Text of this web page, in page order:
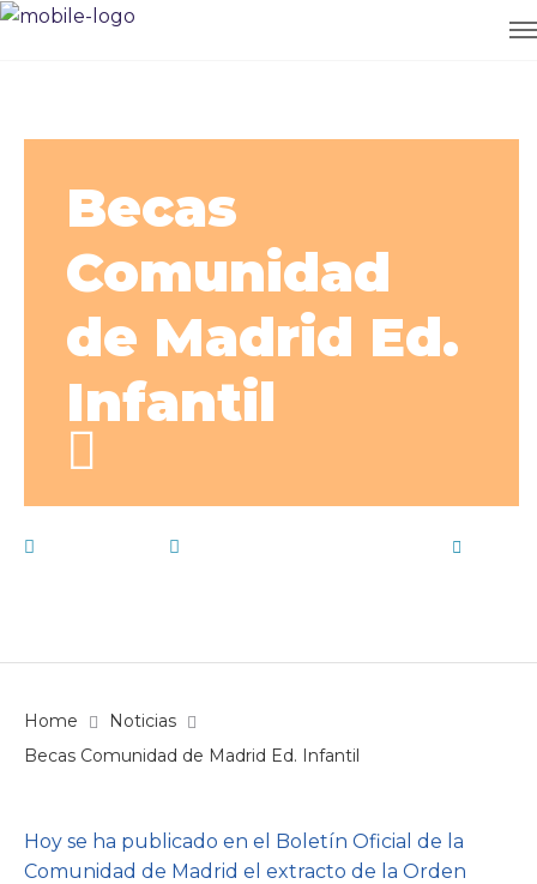
Becas
Comunidad
de Madrid Ed.
Infantil
Home
Noticias
Becas Comunidad de Madrid Ed. Infantil
Hoy se ha publicado en el Boletín Oficial de la
Comunidad de Madrid el extracto de la Orden